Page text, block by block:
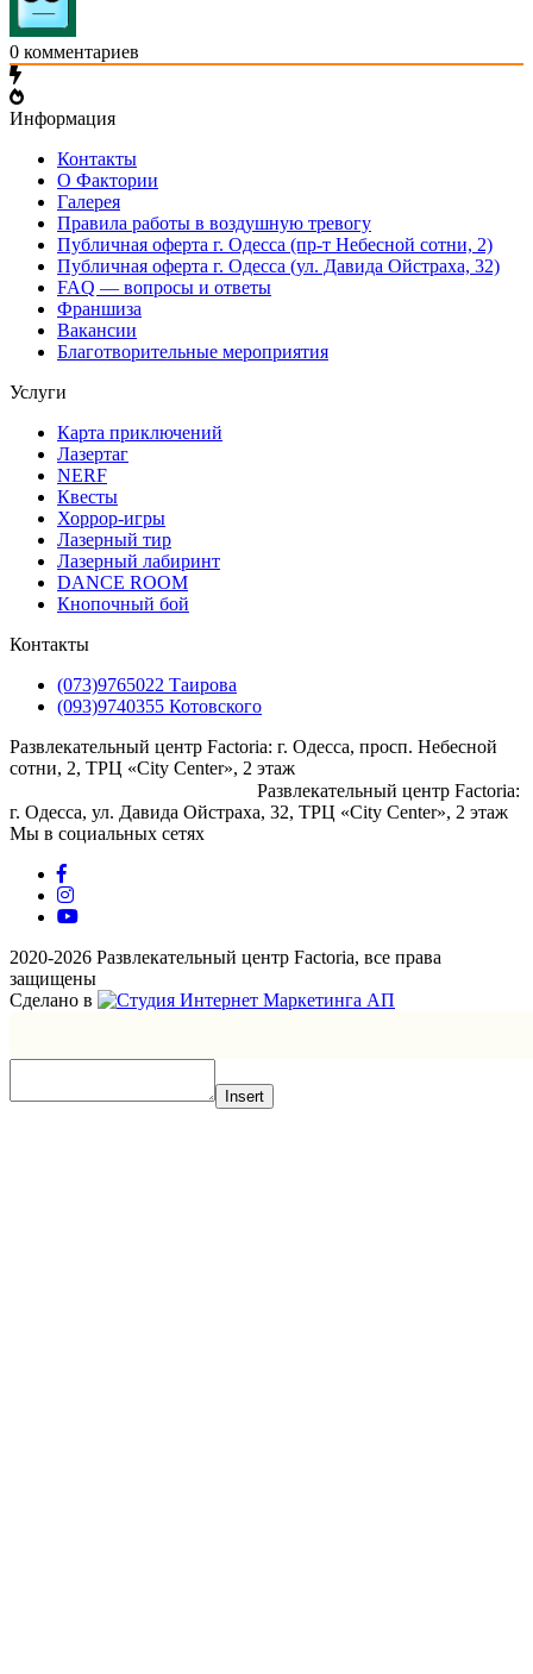
0 комментариев
Информация
Контакты
О Фактории
Галерея
Правила работы в воздушную тревогу
Публичная оферта г. Одесса (пр-т Небесной сотни, 2)
Публичная оферта г. Одесса (ул. Давида Ойстраха, 32)
FAQ — вопросы и ответы
Франшиза
Вакансии
Благотворительные мероприятия
Услуги
Карта приключений
Лазертаг
NERF
Квесты
Хоррор-игры
Лазерный тир
Лазерный лабиринт
DANCE ROOM
Кнопочный бой
Контакты
(073)9765022 Таирова
(093)9740355 Котовского
Развлекательный центр Factoria: г. Одесса, просп. Небесной
сотни, 2, ТРЦ «City Center», 2 этаж
Развлекательный центр Factoria:
г. Одесса, ул. Давида Ойстраха, 32, ТРЦ «City Center», 2 этаж
Мы в социальных сетях
2020-2026 Развлекательный центр Factoria, все права
защищены
Сделано в
Insert